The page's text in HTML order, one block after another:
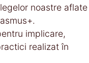
noastre aflate
implicare,
realizat în